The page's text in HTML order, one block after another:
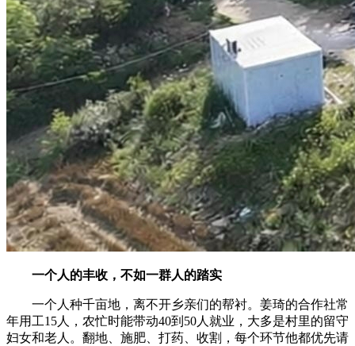
一个人的丰收，不如一群人的踏实
一个人种千亩地，离不开乡亲们的帮衬。姜琦的合作社常
年用工15人，农忙时能带动40到50人就业，大多是村里的留守
妇女和老人。翻地、施肥、打药、收割，每个环节他都优先请